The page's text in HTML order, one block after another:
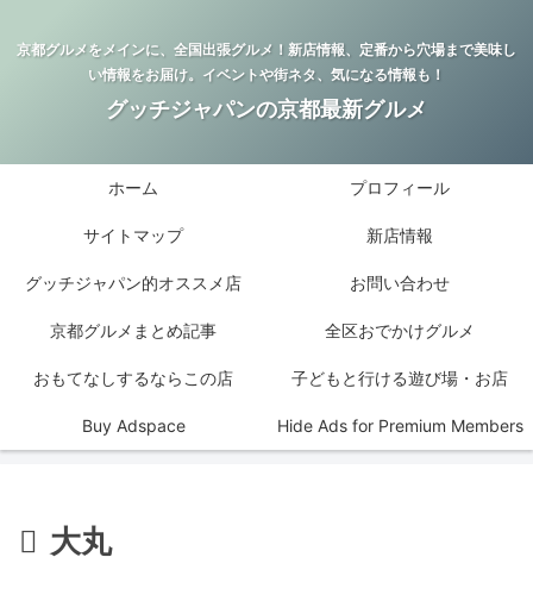
京都グルメをメインに、全国出張グルメ！新店情報、定番から穴場まで美味し
い情報をお届け。イベントや街ネタ、気になる情報も！
グッチジャパンの京都最新グルメ
ホーム プロフィール
サイトマップ 新店情報
グッチジャパン的オススメ店 お問い合わせ
京都グルメまとめ記事 全区おでかけグルメ
おもてなしするならこの店 子どもと行ける遊び場・お店
Buy Adspace Hide Ads for Premium Members
大丸